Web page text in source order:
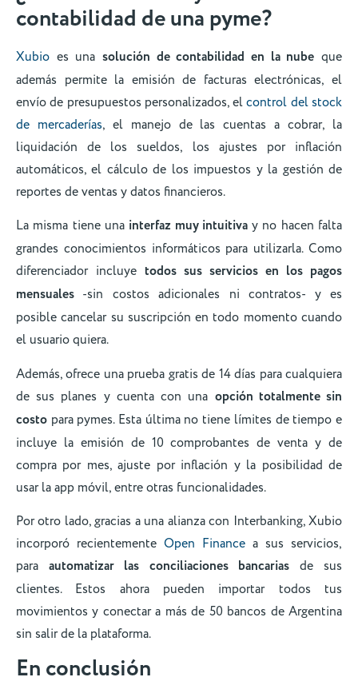
contabilidad de una pyme?
Xubio es una solución de contabilidad en la nube que
además permite la emisión de facturas electrónicas, el
envío de presupuestos personalizados, elcontrol del stock
de mercaderías, el manejo de las cuentas a cobrar, la
liquidación de los sueldos, los ajustes por inflación
automáticos, el cálculo de los impuestos y la gestión de
reportes de ventas y datos financieros.
La misma tiene una interfaz muy intuitivay no hacen falta
grandes conocimientos informáticos para utilizarla. Como
diferenciador incluye todos sus servicios en los pagos
mensuales -sin costos adicionales ni contratos- y es
posible cancelar su suscripción en todo momento cuando
el usuario quiera.
Además, ofrece una prueba gratis de 14 días para cualquiera
de sus planes y cuenta con una opción totalmente sin
costo para pymes. Esta última no tiene límites de tiempo e
incluye la emisión de 10 comprobantes de venta y de
compra por mes, ajuste por inflación y la posibilidad de
usar la app móvil, entre otras funcionalidades.
Por otro lado, gracias a una alianza con Interbanking, Xubio
incorporó recientemente Open Finance a sus servicios,
paraautomatizar las conciliaciones bancariasde sus
clientes. Estos ahora pueden importar todos tus
movimientos y conectar a más de 50 bancos de Argentina
sin salir de la plataforma.
En conclusión